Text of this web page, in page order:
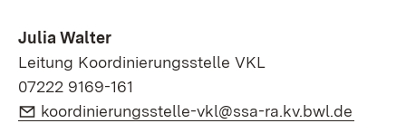
Julia Walter
Leitung Koordinierungsstelle VKL
07222 9169-161
E-Mail:
koordinierungsstelle-vkl@ssa-ra.kv.bwl.de